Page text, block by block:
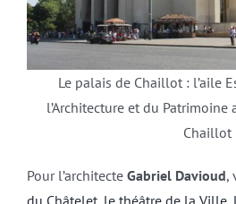
Le palais de Chaillot : l’aile
l’Architecture et du
Chaillot
Pour l’architecte Gabriel Davioud,
du Châtelet, le théâtre de la Ville,